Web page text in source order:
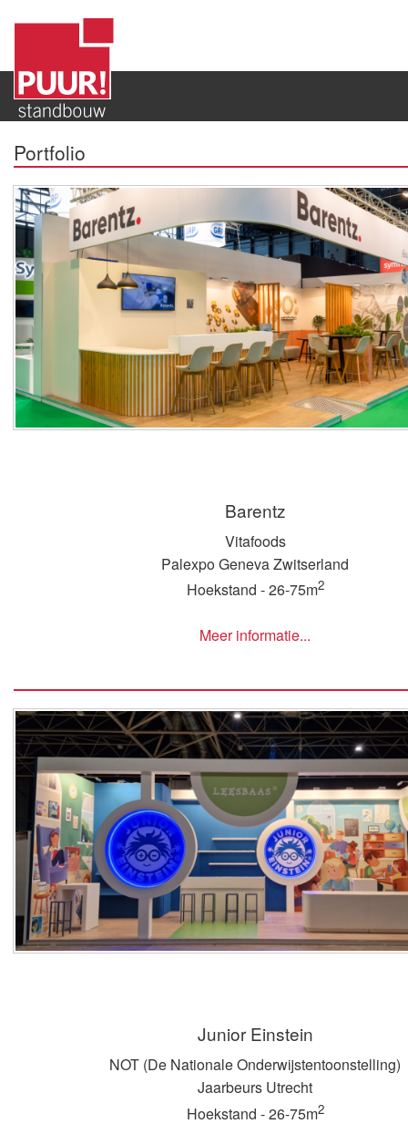
Portfolio
Barentz
Vitafoods
Palexpo Geneva Zwitserland
Hoekstand - 26-75m2
Meer informatie...
Junior Einstein
NOT (De Nationale Onderwijstentoonstelling)
Jaarbeurs Utrecht
Hoekstand - 26-75m2